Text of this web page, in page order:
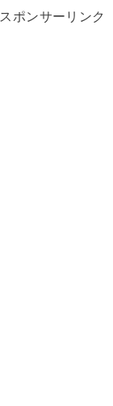
スポンサーリンク